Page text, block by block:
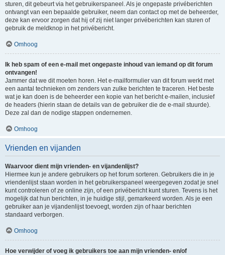
sturen, dit gebeurt via het gebruikerspaneel. Als je ongepaste privéberichten
ontvangt van een bepaalde gebruiker, neem dan contact op met de beheerder,
deze kan ervoor zorgen dat hij of zij niet langer privéberichten kan sturen of
gebruik de meldknop in het privébericht.
Omhoog
Ik heb spam of een e-mail met ongepaste inhoud van iemand op dit forum
ontvangen!
Jammer dat we dit moeten horen. Het e-mailformulier van dit forum werkt met
een aantal technieken om zenders van zulke berichten te traceren. Het beste
wat je kan doen is de beheerder een kopie van het bericht e-mailen, inclusief
de headers (hierin staan de details van de gebruiker die de e-mail stuurde).
Deze zal dan de nodige stappen ondernemen.
Omhoog
Vrienden en vijanden
Waarvoor dient mijn vrienden- en vijandenlijst?
Hiermee kun je andere gebruikers op het forum sorteren. Gebruikers die in je
vriendenlijst staan worden in het gebruikerspaneel weergegeven zodat je snel
kunt controleren of ze online zijn, of een privébericht kunt sturen. Tevens is het
mogelijk dat hun berichten, in je huidige stijl, gemarkeerd worden. Als je een
gebruiker aan je vijandenlijst toevoegt, worden zijn of haar berichten
standaard verborgen.
Omhoog
Hoe verwijder of voeg ik gebruikers toe aan mijn vrienden- en/of